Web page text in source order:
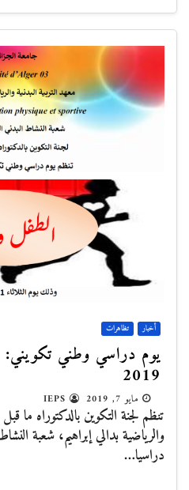
أخبار تظاهرات
2019
مايو 7, 2019
تنظم لجنة التكوين بالدكتوراه ما قبل
والرياضية بدالي إبراهيم، شعبة
دراسيا…